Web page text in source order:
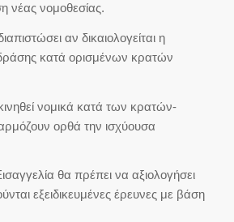
νέας νομοθεσίας.
αν δικαιολογείται η
κατά ορισμένων κρατών
νομικά κατά των κρατών-
ορθά την ισχύουσα
θα πρέπει να αξιολογήσει
εξειδικευμένες έρευνες με βάση